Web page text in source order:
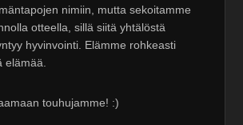
nimiin, mutta sekoitamme
otteella, sillä siitä yhtälöstä
hyvinvointi. Elämme rohkeasti
elämää.
touhujamme! :)